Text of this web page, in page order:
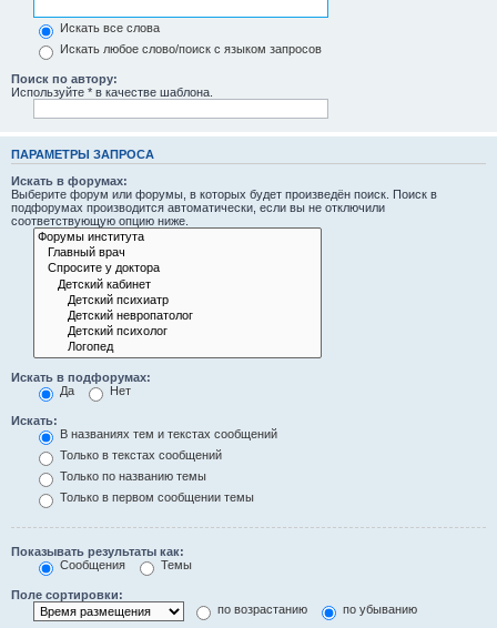
Искать все слова
Искать любое слово/поиск с языком запросов
Поиск по автору:
Используйте * в качестве шаблона.
ПАРАМЕТРЫ ЗАПРОСА
Искать в форумах:
Выберите форум или форумы, в которых будет произведён поиск. Поиск в
подфорумах производится автоматически, если вы не отключили
соответствующую опцию ниже.
Искать в подфорумах:
Да
Нет
Искать:
В названиях тем и текстах сообщений
Только в текстах сообщений
Только по названию темы
Только в первом сообщении темы
Показывать результаты как:
Сообщения
Темы
Поле сортировки:
по возрастанию
по убыванию